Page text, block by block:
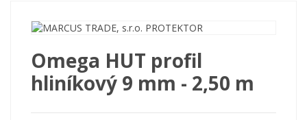
Omega HUT profil
hliníkový 9 mm - 2,50 m